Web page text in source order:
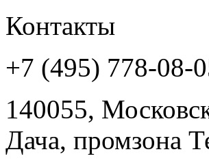
Контакты
+7 (495) 778-08-
140055,
Дача, промзона